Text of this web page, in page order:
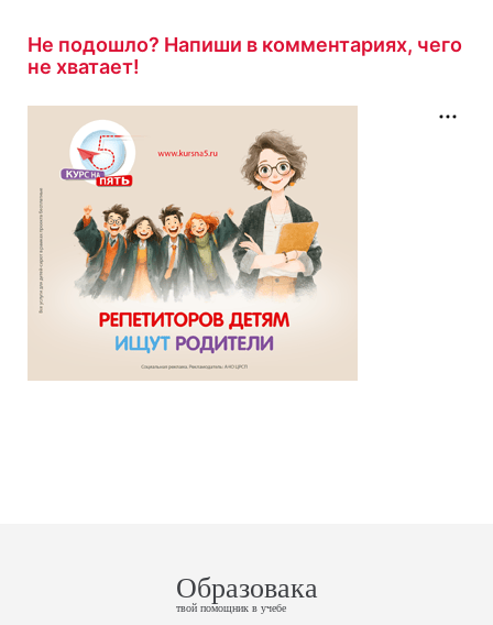
Не подошло? Напиши в комментариях, чего
не хватает!
Образовака
твой помощник в учебе